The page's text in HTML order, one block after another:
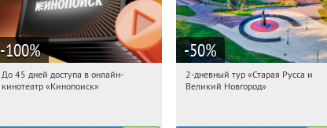
-100%
20:22:31 Получили:
До 45 дней доступа в онлайн-
кинотеатр «Кинопоиск»
-50%
20:22:31 Купили:
2-дневный тур «Старая Русса и
Великий Новгород»